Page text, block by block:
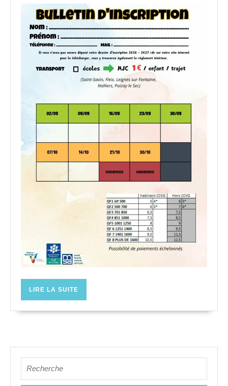
ouvertes
!
LIRE LA SUITE
for: